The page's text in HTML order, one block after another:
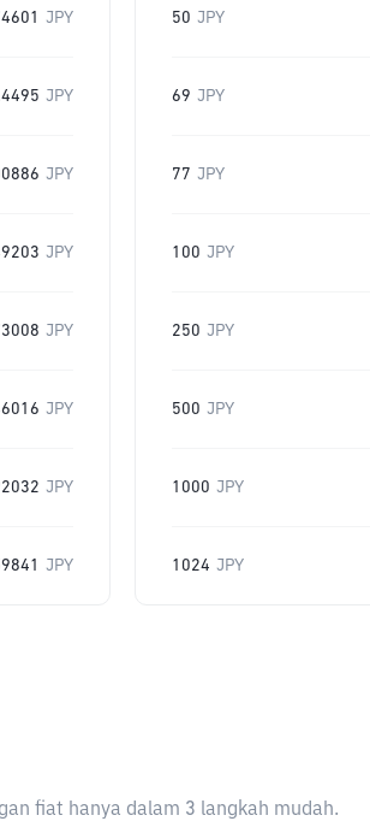
JPY
JPY
JPY
JPY
JPY
JPY
JPY
JPY
50 JPY
69 JPY
77 JPY
100 JPY
250 JPY
500 JPY
1000 JPY
1024 JPY
fiat hanya dalam 3 langkah mudah.